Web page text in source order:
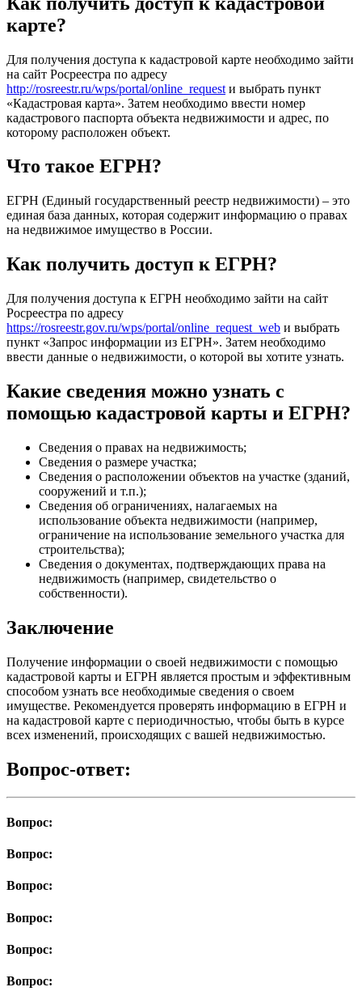
карте?
Для получения доступа к кадастровой карте необходимо зайти
на сайт Росреестра по адресу
http://rosreestr.ru/wps/portal/online_request и выбрать пункт
«Кадастровая карта». Затем необходимо ввести номер
кадастрового паспорта объекта недвижимости и адрес, по
которому расположен объект.
Что такое ЕГРН?
ЕГРН (Единый государственный реестр недвижимости) – это
единая база данных, которая содержит информацию о правах
на недвижимое имущество в России.
Как получить доступ к ЕГРН?
Для получения доступа к ЕГРН необходимо зайти на сайт
Росреестра по адресу
https://rosreestr.gov.ru/wps/portal/online_request_web и выбрать
пункт «Запрос информации из ЕГРН». Затем необходимо
ввести данные о недвижимости, о которой вы хотите узнать.
Какие сведения можно узнать с
помощью кадастровой карты и ЕГРН?
Сведения о правах на недвижимость;
Сведения о размере участка;
Сведения о расположении объектов на участке (зданий,
сооружений и т.п.);
Сведения об ограничениях, налагаемых на
использование объекта недвижимости (например,
ограничение на использование земельного участка для
строительства);
Сведения о документах, подтверждающих права на
недвижимость (например, свидетельство о
собственности).
Заключение
Получение информации о своей недвижимости с помощью
кадастровой карты и ЕГРН является простым и эффективным
способом узнать все необходимые сведения о своем
имуществе. Рекомендуется проверять информацию в ЕГРН и
на кадастровой карте с периодичностью, чтобы быть в курсе
всех изменений, происходящих с вашей недвижимостью.
Вопрос-ответ:
Вопрос:
Вопрос:
Вопрос:
Вопрос:
Вопрос:
Вопрос: